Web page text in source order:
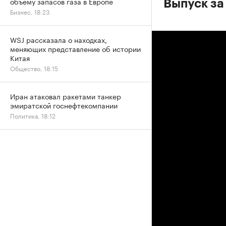
Выпуск
Бизнес, 18:23
WSJ рассказала о находках,
меняющих представление об истории
Китая
Общество, 18:15
Иран атаковал ракетами танкер
эмиратской госнефтекомпании
Политика, 18:12